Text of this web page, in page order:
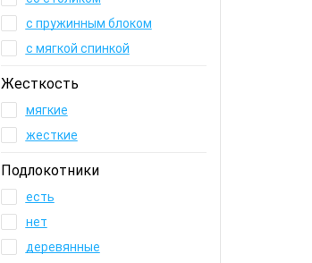
с пружинным блоком
с мягкой спинкой
Жесткость
мягкие
жесткие
Подлокотники
есть
нет
деревянные